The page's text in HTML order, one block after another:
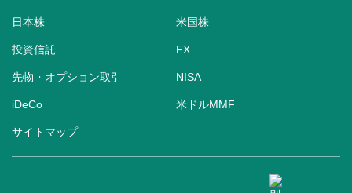
日本株 米国株
投資信託 FX
先物・オプション取引 NISA
iDeCo 米ドルMMF
サイトマップ